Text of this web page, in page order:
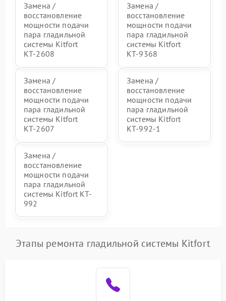
Замена /
восстановление
мощности подачи
пара гладильной
системы Kitfort
КТ-2608
Замена /
восстановление
мощности подачи
пара гладильной
системы Kitfort
КТ-9368
Замена /
восстановление
мощности подачи
пара гладильной
системы Kitfort
КТ-2607
Замена /
восстановление
мощности подачи
пара гладильной
системы Kitfort
КТ-992-1
Замена /
восстановление
мощности подачи
пара гладильной
системы Kitfort KT-
992
Этапы ремонта гладильной системы Kitfort